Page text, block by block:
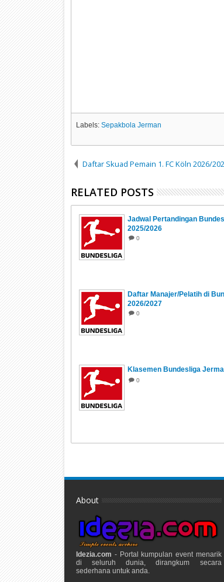
Labels: Sepakbola Jerman
Daftar Skuad Pemain 1. FC Köln 2026/
RELATED POSTS
Jadwal Pertandingan
2025/2026
0
Daftar Manajer/Pelatih di
2026/2027
0
Klasemen Bundesliga
0
About
Idezia.com - Portal kumpulan event menarik
di seluruh dunia, dirangkum secara
sederhana untuk anda.